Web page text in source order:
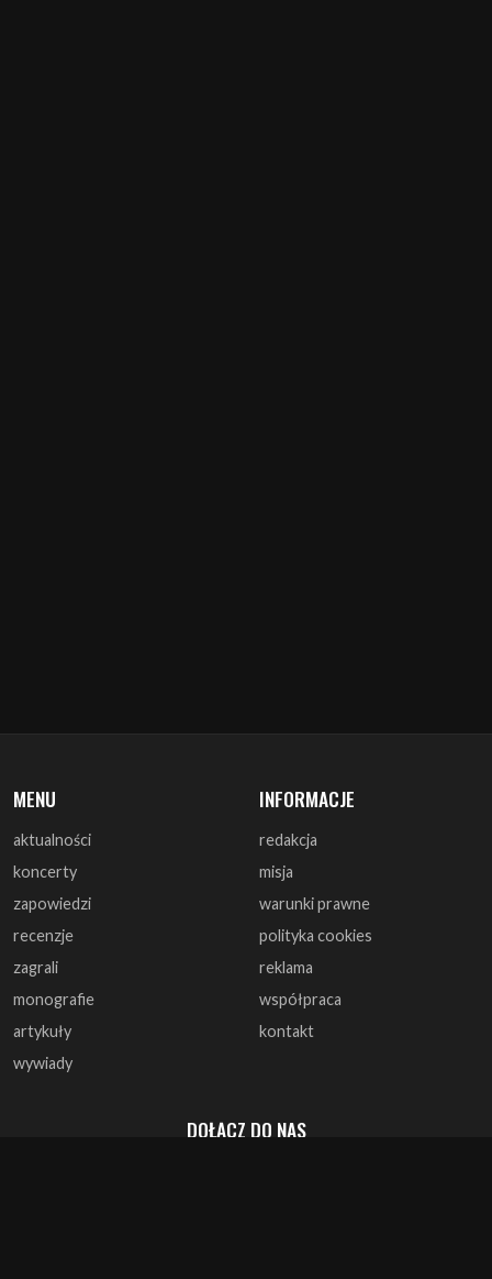
MENU
aktualności
koncerty
zapowiedzi
recenzje
zagrali
monografie
artykuły
wywiady
INFORMACJE
redakcja
misja
warunki prawne
polityka cookies
reklama
współpraca
kontakt
DOŁĄCZ DO NAS